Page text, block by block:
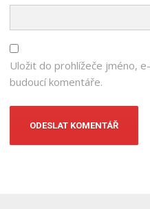
Uložit do prohlížeče jméno,
budoucí komentáře.